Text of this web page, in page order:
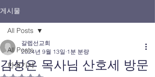
게시물
All Posts
한국기사
All Posts
김성은 목사님 산호세 방문
갈렙선교회
2024년 9월 13일 1분 분량